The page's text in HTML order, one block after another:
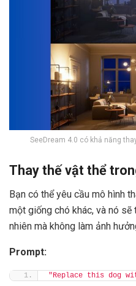
SeeDream 4.0 có khả năng
Thay thế vật thể
Bạn có thể yêu cầu mô hình
một giống chó khác, và nó
nhiên mà không làm ảnh
Prompt:
"Replace this dog